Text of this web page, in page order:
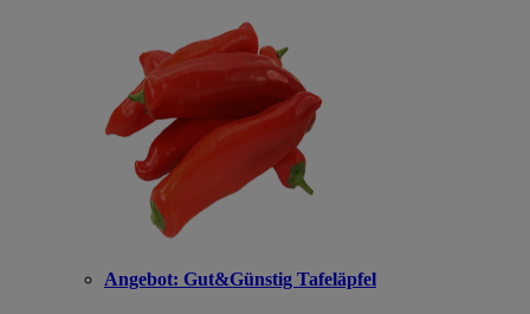
Angebot: Gut&Günstig Tafeläpfel